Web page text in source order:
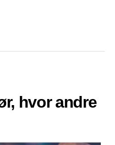
hvor andre